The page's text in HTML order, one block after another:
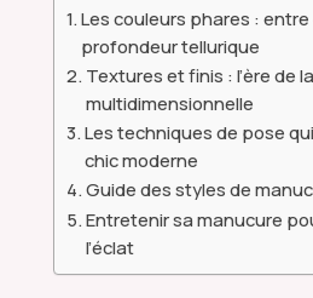
Les couleurs phares :
profondeur tellurique
Textures et finis : l’ère de
multidimensionnelle
Les techniques de pose
chic moderne
Guide des styles de
Entretenir sa manucure
l’éclat